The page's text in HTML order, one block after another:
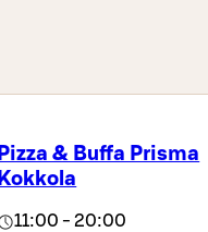
Pizza & Buffa Prisma
Kokkola
11:00 - 20:00